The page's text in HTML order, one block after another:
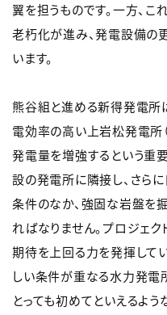
翼を担うものです。一方、
老朽化が進み、発電設備の
います。
熊谷組と進める新得発電所
電効率の高い上岩松発電所
発電量を増強するという重
設の発電所に隣接し、さら
条件のなか、強固な岩盤を
ればなりません。プロジェ
期待を上回る力を発揮して
しい条件が重なる水力発電
とっても初めてといえるよ